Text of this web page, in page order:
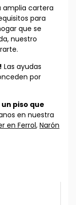
amplia cartera
para
que se
nuestro
Las ayudas
por
piso que
en nuestra
en Ferrol, Narón